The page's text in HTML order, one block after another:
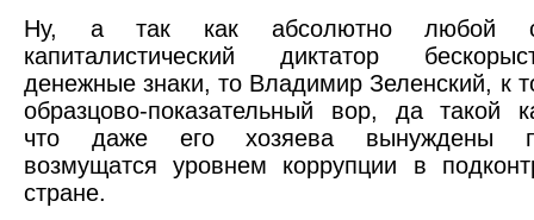
Ну, а так как абсолютно любой
капиталистический диктатор
денежные знаки, то Владимир Зеленский, к
образцово-показательный вор, да такой
что даже его хозяева вынуждены
возмущатся уровнем коррупции в
стране.